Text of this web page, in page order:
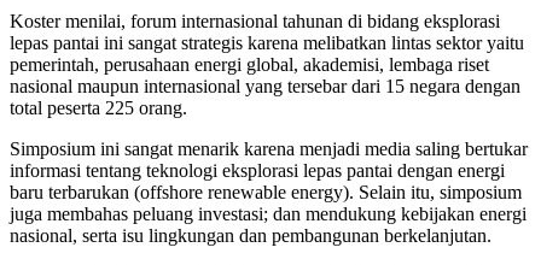
Koster menilai, forum internasional tahunan di bidang eksplorasi
lepas pantai ini sangat strategis karena melibatkan lintas sektor yaitu
pemerintah, perusahaan energi global, akademisi, lembaga riset
nasional maupun internasional yang tersebar dari 15 negara dengan
total peserta 225 orang.
Simposium ini sangat menarik karena menjadi media saling bertukar
informasi tentang teknologi eksplorasi lepas pantai dengan energi
baru terbarukan (offshore renewable energy). Selain itu, simposium
juga membahas peluang investasi; dan mendukung kebijakan energi
nasional, serta isu lingkungan dan pembangunan berkelanjutan.